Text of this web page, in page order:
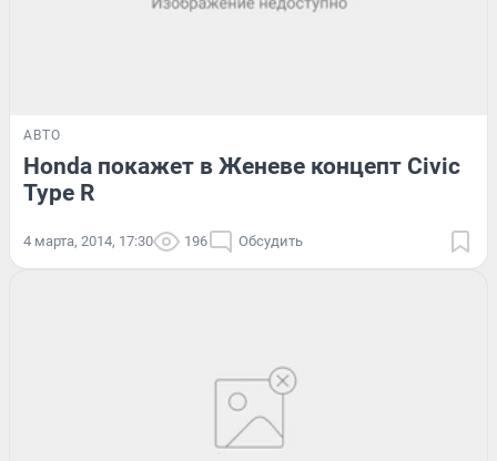
АВТО
Honda покажет в Женеве концепт Civic
Type R
4 марта, 2014, 17:30 196 Обсудить